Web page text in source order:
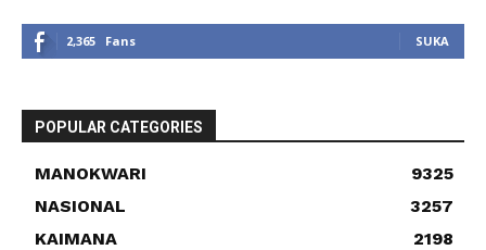
2,365 Fans SUKA
POPULAR CATEGORIES
MANOKWARI
9325
NASIONAL
3257
KAIMANA
2198